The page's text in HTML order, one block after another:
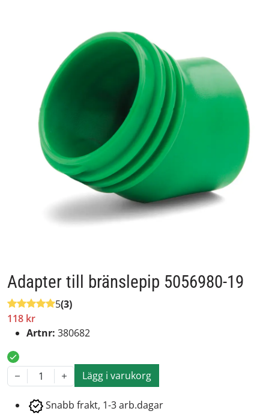
Adapter till bränslepip 5056980-19
5(3)
118 kr
Artnr: 380682
1 Lägg i varukorg
Snabb frakt, 1-3 arb.dagar